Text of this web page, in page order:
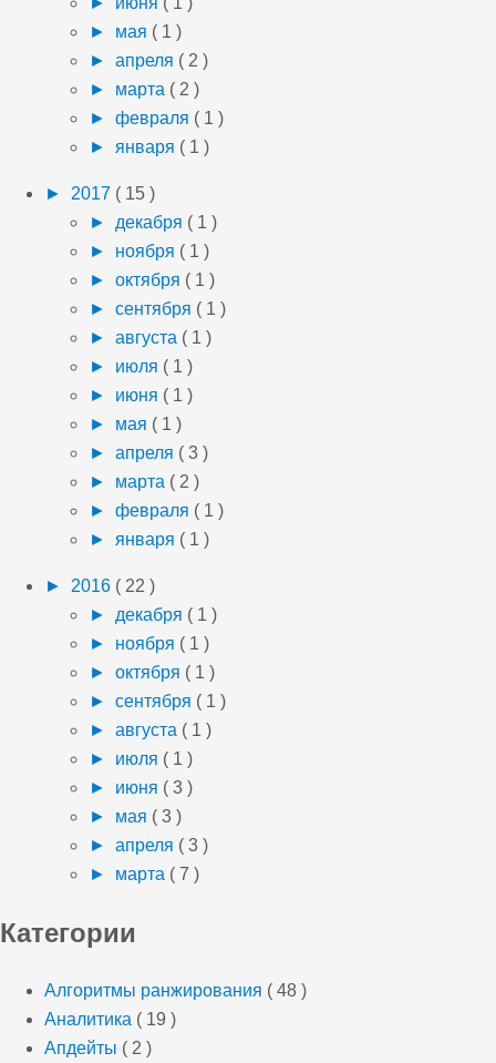
► мая ( 1 )
► апреля ( 2 )
► марта ( 2 )
► февраля ( 1 )
► января ( 1 )
► 2017 ( 15 )
► декабря ( 1 )
► ноября ( 1 )
► октября ( 1 )
► сентября ( 1 )
► августа ( 1 )
► июля ( 1 )
► июня ( 1 )
► мая ( 1 )
► апреля ( 3 )
► марта ( 2 )
► февраля ( 1 )
► января ( 1 )
► 2016 ( 22 )
► декабря ( 1 )
► ноября ( 1 )
► октября ( 1 )
► сентября ( 1 )
► августа ( 1 )
► июля ( 1 )
► июня ( 3 )
► мая ( 3 )
► апреля ( 3 )
► марта ( 7 )
Категории
Алгоритмы ранжирования ( 48 )
Аналитика ( 19 )
Апдейты ( 2 )